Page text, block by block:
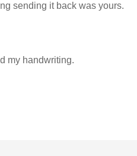
sending it back was yours.
my handwriting.